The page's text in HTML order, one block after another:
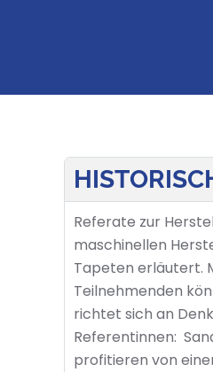
Referate zur
maschinellen
Tapeten erläutert.
Teilnehmenden
richtet sich an
Referentinnen:
profitieren von